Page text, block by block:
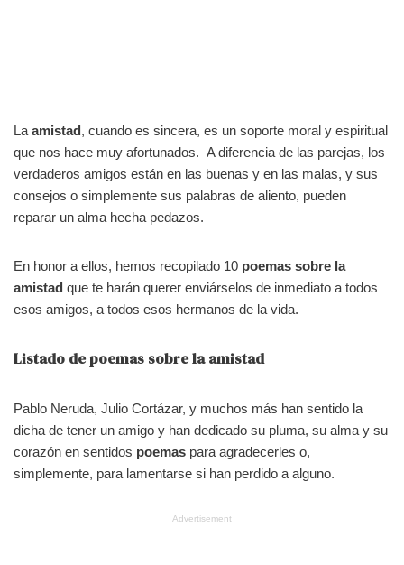
La amistad, cuando es sincera, es un soporte moral y espiritual
que nos hace muy afortunados. A diferencia de las parejas, los
verdaderos amigos están en las buenas y en las malas, y sus
consejos o simplemente sus palabras de aliento, pueden
reparar un alma hecha pedazos.
En honor a ellos, hemos recopilado 10 poemas sobre la
amistad que te harán querer enviárselos de inmediato a todos
esos amigos, a todos esos hermanos de la vida.
Listado de poemas sobre la amistad
Pablo Neruda, Julio Cortázar, y muchos más han sentido la
dicha de tener un amigo y han dedicado su pluma, su alma y su
corazón en sentidos poemas para agradecerles o,
simplemente, para lamentarse si han perdido a alguno.
Advertisement